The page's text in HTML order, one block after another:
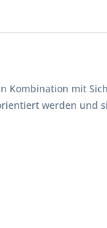
Kombination mit
werden und